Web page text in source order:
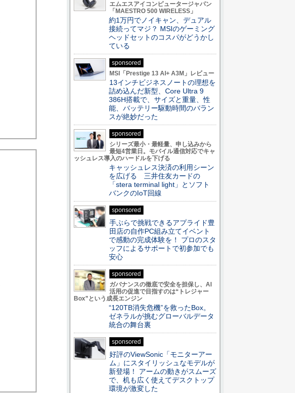
エムエスアイコンピュータージャパン
「MAESTRO 500 WIRELESS」
約1万円でノイキャン、デュアル
接続ってマジ？ MSIのゲーミング
ヘッドセットのコスパがどうかし
ている
sponsored
MSI「Prestige 13 AI+ A3M」レビュー
13インチビジネスノートの理想を
詰め込んだ新型、Core Ultra 9
386H搭載で、サイズと重量、性
能、バッテリー駆動時間のバラン
スが絶妙だった
sponsored
シリーズ最小・最軽量、申し込みから
最短4営業日。モバイル通信対応でキャ
ッシュレス導入のハードルを下げる
キャッシュレス決済の利用シーン
を広げる 三井住友カードの
「stera terminal light」とソフト
バンクのIoT回線
sponsored
手ぶらで挑戦できるアプライド豊
田店の自作PC組み立てイベント
で感動の完成体験を！ プロのスタ
ッフによるサポートで初参加でも
安心
sponsored
ガバナンスの徹底で安全を担保し、AI
活用の促進で目指すのは“トレジャー
Box”という成長エンジン
“120TB消失危機”を救ったBox。
ゼネラルが挑むグローバルデータ
統合の舞台裏
sponsored
好評のViewSonic「モニターアー
ム」にスタイリッシュなモデルが
新登場！ アームの動きがスムーズ
で、机も広く使えてデスクトップ
環境が激変した